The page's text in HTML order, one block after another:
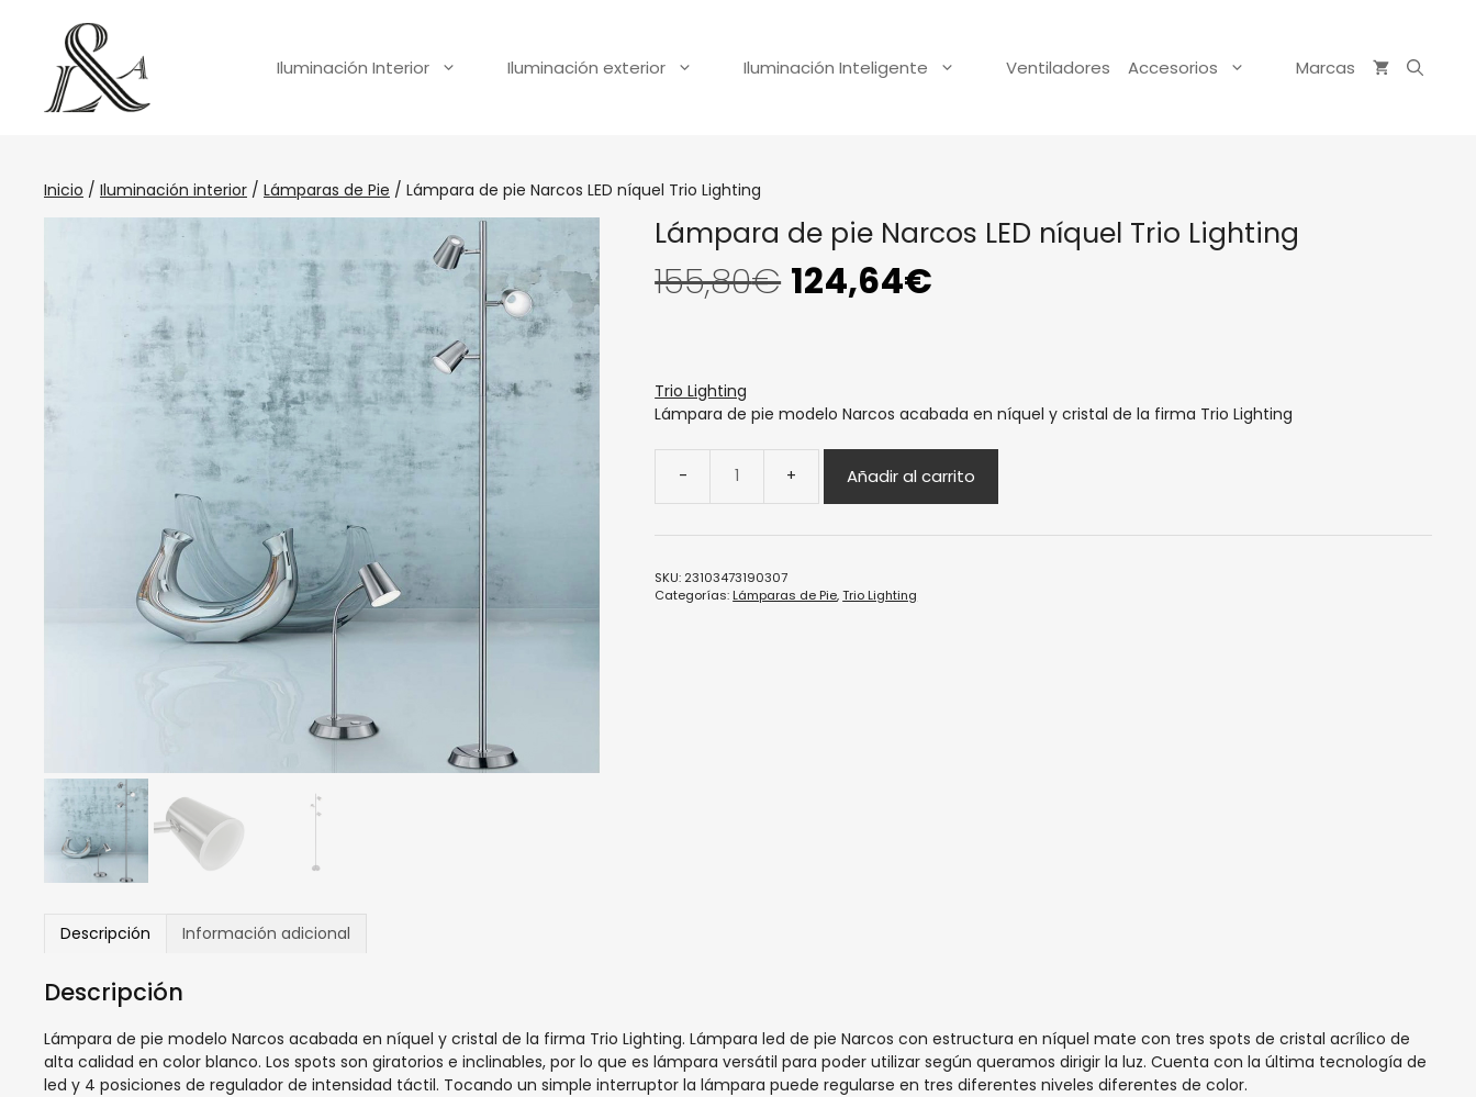
Iluminación Interior Iluminación exterior Iluminación Inteligente Ventiladores Accesorios Marcas
Inicio / Iluminación interior / Lámparas de Pie / Lámpara de pie Narcos LED níquel Trio Lighting
Lámpara de pie Narcos LED níquel Trio Lighting
155,80€ 124,64€
Trio Lighting
Lámpara de pie modelo Narcos acabada en níquel y cristal de la firma Trio Lighting
Añadir al carrito
SKU: 23103473190307
Categorías:Lámparas de Pie,Trio Lighting
Descripción Información adicional
Descripción
Lámpara de pie modelo Narcos acabada en níquel y cristal de la firma Trio Lighting. Lámpara led de pie Narcos con estructura en níquel mate con tres spots de cristal acrílico de
alta calidad en color blanco. Los spots son giratorios e inclinables, por lo que es lámpara versátil para poder utilizar según queramos dirigir la luz. Cuenta con la última tecnología de
led y 4 posiciones de regulador de intensidad táctil. Tocando un simple interruptor la lámpara puede regularse en tres diferentes niveles diferentes de color.